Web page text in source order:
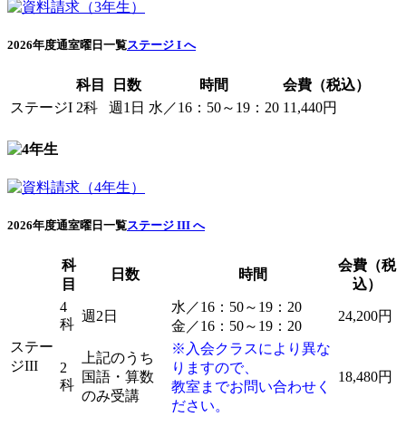
2026年度通室曜日一覧ステージ I へ
科目 日数 時間
会費（税込）
ステージI 2科 週1日 水／16：50～19：20 11,440円
2026年度通室曜日一覧ステージ III へ
科
目
日数 時間
会費（税
込）
ステー
ジIII
4
科
週2日
水／16：50～19：20
金／16：50～19：20
24,200円
2
科
上記のうち
国語・算数
のみ受講
※入会クラスにより異な
りますので、
教室までお問い合わせく
ださい。
18,480円